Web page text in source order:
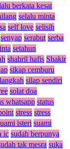
berkata kesat
selalu minta
self love selisih
senyap serabut serba
setahun
shahril hafis Shakir
sikap cemburu
silap sendiri
solat doa
whatsapp status
stress stress
isteri suami
ic sudah berpunya
tak mesra suka